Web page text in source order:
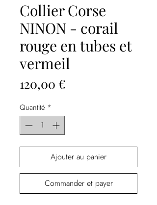
Collier Corse
NINON - corail
rouge en tubes et
vermeil
120,00 €
Quantité *
Ajouter au panier
Commander et payer